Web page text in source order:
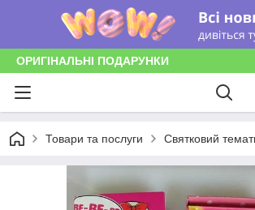
ОРИГІНАЛЬНІ ПОДАРУНКИ
Товари та послуги Святковий